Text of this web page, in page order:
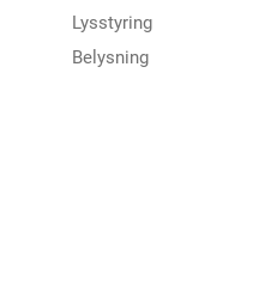
Lysstyring
Belysning